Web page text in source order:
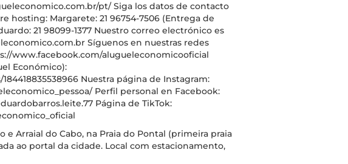
pt/ Siga los datos de contacto
hosting: Margarete: 21 96754-7506 (Entrega de
21 98099-1377 Nuestro correo electrónico es
Síguenos en nuestras redes
www.facebook.com/alugueleconomicooficial
Económico):
Nuestra página de Instagram:
Perfil personal en Facebook:
Página de TikTok:
e Arraial do Cabo, na Praia do Pontal (primeira praia
ao portal da cidade. Local com estacionamento,